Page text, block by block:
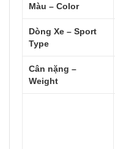
Màu – Color
Dòng Xe – Sport
Type
Cân nặng –
Weight